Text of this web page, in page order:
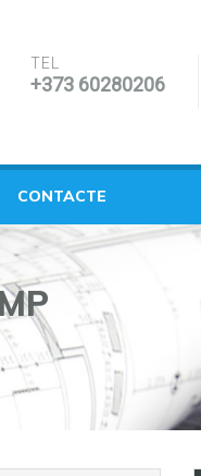
TEL
+373 60280206
CONTACTE